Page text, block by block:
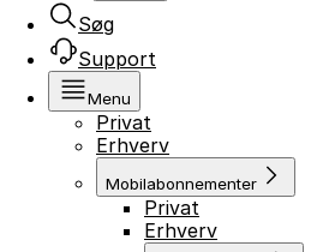
Søg
Support
Menu
Privat
Erhverv
Mobilabonnementer
Privat
Erhverv